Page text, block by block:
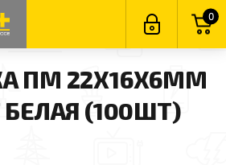
0
ПМ 22Х16Х6ММ
(100ШТ)